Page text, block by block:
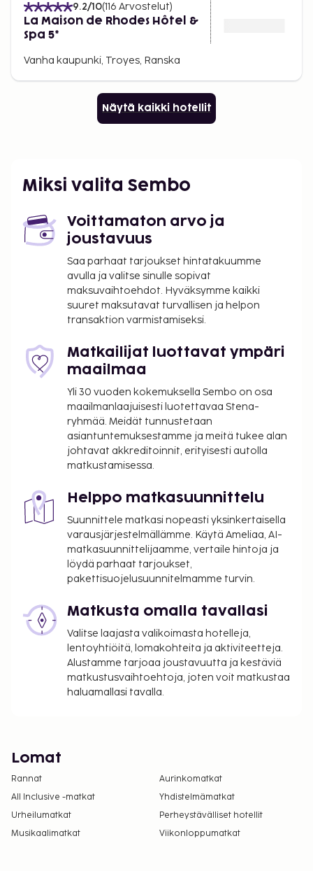
9.2/10(116 Arvostelut)
La Maison de Rhodes Hôtel &
Spa 5*
Vanha kaupunki, Troyes, Ranska
Näytä kaikki hotellit
Miksi valita Sembo
Voittamaton arvo ja
joustavuus
Saa parhaat tarjoukset hintatakuumme
avulla ja valitse sinulle sopivat
maksuvaihtoehdot. Hyväksymme kaikki
suuret maksutavat turvallisen ja helpon
transaktion varmistamiseksi.
Matkailijat luottavat ympäri
maailmaa
Yli 30 vuoden kokemuksella Sembo on osa
maailmanlaajuisesti luotettavaa Stena-
ryhmää. Meidät tunnustetaan
asiantuntemuksestamme ja meitä tukee alan
johtavat akkreditoinnit, erityisesti autolla
matkustamisessa.
Helppo matkasuunnittelu
Suunnittele matkasi nopeasti yksinkertaisella
varausjärjestelmällämme. Käytä Ameliaa, AI-
matkasuunnittelijaamme, vertaile hintoja ja
löydä parhaat tarjoukset,
pakettisuojelusuunnitelmamme turvin.
Matkusta omalla tavallasi
Valitse laajasta valikoimasta hotelleja,
lentoyhtiöitä, lomakohteita ja aktiviteetteja.
Alustamme tarjoaa joustavuutta ja kestäviä
matkustusvaihtoehtoja, joten voit matkustaa
haluamallasi tavalla.
Lomat
Rannat
Aurinkomatkat
All Inclusive -matkat
Yhdistelmämatkat
Urheilumatkat
Perheystävälliset hotellit
Musikaalimatkat
Viikonloppumatkat